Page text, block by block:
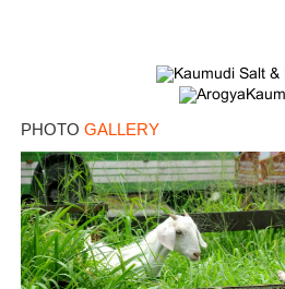
PHOTO GALLERY